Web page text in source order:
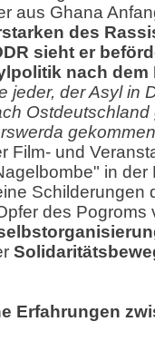
aus Ghana
des
sieht er
nach dem
jeder, der Asyl in
Film- und
in
Schilderungen
des Pogroms
Erfahrungen